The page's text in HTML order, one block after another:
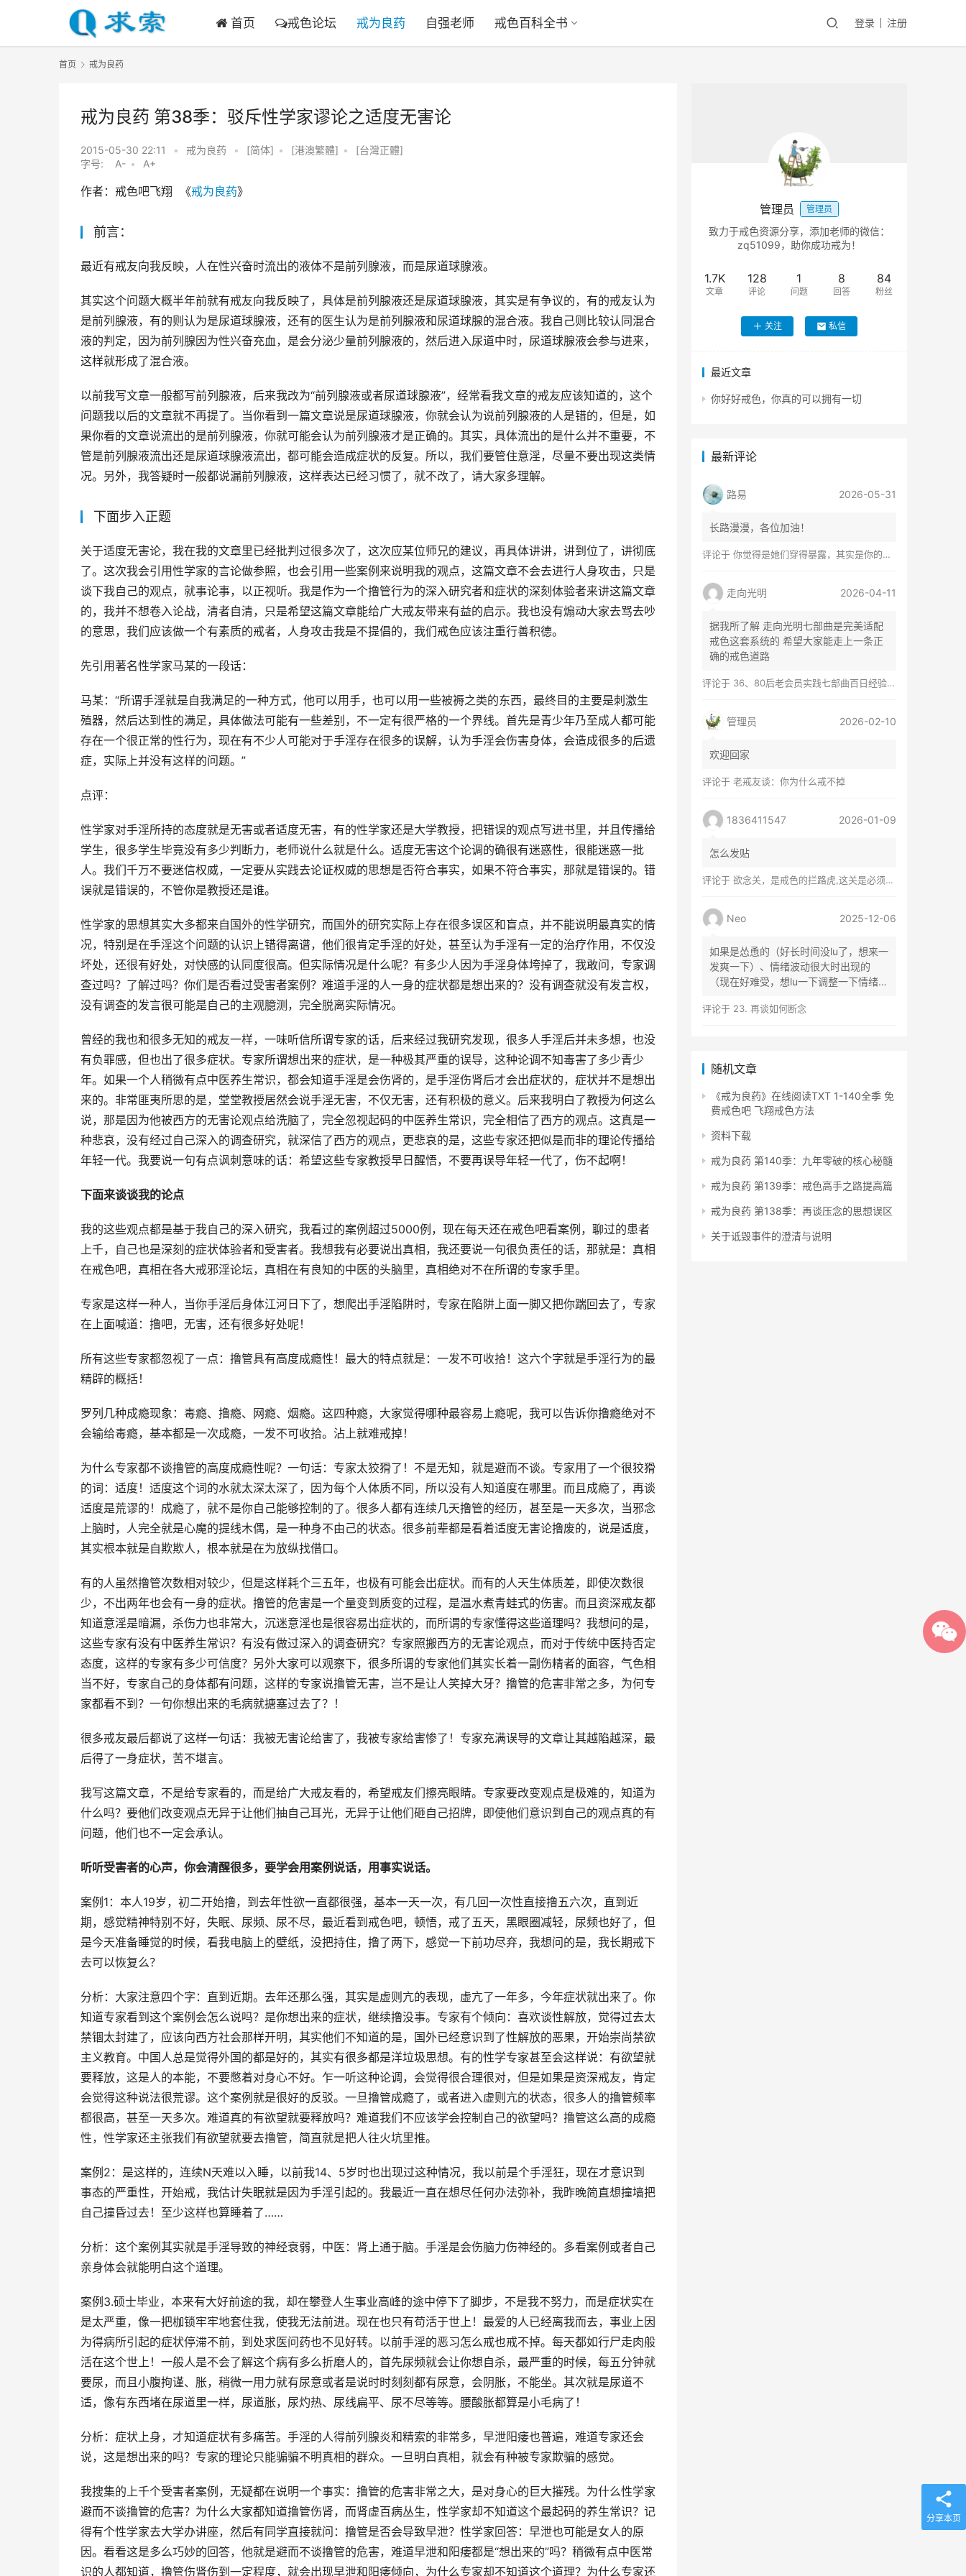
首页 戒色论坛 戒为良药 自强老师 戒色百科全书 登录 注册
首页 戒为良药
戒为良药 第38季：驳斥性学家谬论之适度无害论
2015-05-30 22:11 • 戒为良药 • [简体] • [港澳繁體] •
[台灣正體]
字号:
A- • A+
作者：戒色吧飞翔  《戒为良药》
前言：
最近有戒友向我反映，人在性兴奋时流出的液体不是前列腺液，而是尿道球腺液。
其实这个问题大概半年前就有戒友向我反映了，具体是前列腺液还是尿道球腺液，其实是有争议的，有的戒友认为
是前列腺液，有的则认为是尿道球腺液，还有的医生认为是前列腺液和尿道球腺的混合液。我自己则比较认同混合
液的判定，因为前列腺因为性兴奋充血，是会分泌少量前列腺液的，然后进入尿道中时，尿道球腺液会参与进来，
这样就形成了混合液。
以前我写文章一般都写前列腺液，后来我改为“前列腺液或者尿道球腺液”，经常看我文章的戒友应该知道的，这个
问题我以后的文章就不再提了。当你看到一篇文章说是尿道球腺液，你就会认为说前列腺液的人是错的，但是，如
果你看的文章说流出的是前列腺液，你就可能会认为前列腺液才是正确的。其实，具体流出的是什么并不重要，不
管是前列腺液流出还是尿道球腺液流出，都可能会造成症状的反复。所以，我们要管住意淫，尽量不要出现这类情
况。另外，我答疑时一般都说漏前列腺液，这样表达已经习惯了，就不改了，请大家多理解。
下面步入正题
关于适度无害论，我在我的文章里已经批判过很多次了，这次应某位师兄的建议，再具体讲讲，讲到位了，讲彻底
了。这次我会引用性学家的言论做参照，也会引用一些案例来说明我的观点，这篇文章不会去进行人身攻击，只是
谈下我自己的观点，就事论事，以正视听。我是作为一个撸管行为的深入研究者和症状的深刻体验者来讲这篇文章
的，我并不想卷入论战，清者自清，只是希望这篇文章能给广大戒友带来有益的启示。我也没有煽动大家去骂去吵
的意思，我们应该做一个有素质的戒者，人身攻击我是不提倡的，我们戒色应该注重行善积德。
先引用著名性学家马某的一段话：
马某：“所谓手淫就是自我满足的一种方式，他可以用手，也可以用一些被褥之类的东西，最终目的主要是刺激生
殖器，然后达到性的满足，具体做法可能有一些差别，不一定有很严格的一个界线。首先是青少年乃至成人都可能
存在一个很正常的性行为，现在有不少人可能对于手淫存在很多的误解，认为手淫会伤害身体，会造成很多的后遗
症，实际上并没有这样的问题。”
点评：
性学家对手淫所持的态度就是无害或者适度无害，有的性学家还是大学教授，把错误的观点写进书里，并且传播给
学生，很多学生毕竟没有多少判断力，老师说什么就是什么。适度无害这个论调的确很有迷惑性，很能迷惑一批
人。我们千万不要迷信权威，一定要从实践去论证权威的思想是否符合事实，如果不符合事实，那就是错误的。错
误就是错误的，不管你是教授还是谁。
性学家的思想其实大多都来自国外的性学研究，而国外的研究实际上存在很多误区和盲点，并不能说明最真实的情
况，特别是在手淫这个问题的认识上错得离谱，他们很肯定手淫的好处，甚至认为手淫有一定的治疗作用，不仅没
坏处，还很有好处，对快感的认同度很高。但实际情况是什么呢？有多少人因为手淫身体垮掉了，我敢问，专家调
查过吗？了解过吗？你们是否看过受害者案例？难道手淫的人一身的症状都是想出来的？没有调查就没有发言权，
没有调查的发言很可能是自己的主观臆测，完全脱离实际情况。
曾经的我也和很多无知的戒友一样，一味听信所谓专家的话，后来经过我研究发现，很多人手淫后并未多想，也没
有负罪感，但也出了很多症状。专家所谓想出来的症状，是一种极其严重的误导，这种论调不知毒害了多少青少
年。如果一个人稍微有点中医养生常识，都会知道手淫是会伤肾的，是手淫伤肾后才会出症状的，症状并不是想出
来的。非常匪夷所思的是，堂堂教授居然会说手淫无害，不仅无害，还有积极的意义。后来我明白了教授为何这么
说，那是因为他被西方的无害论观点给洗脑了，完全忽视起码的中医养生常识，完全相信了西方的观点。这真是一
种悲哀，没有经过自己深入的调查研究，就深信了西方的观点，更悲哀的是，这些专家还把似是而非的理论传播给
年轻一代。我要说一句有点讽刺意味的话：希望这些专家教授早日醒悟，不要再误导年轻一代了，伤不起啊！
下面来谈谈我的论点
我的这些观点都是基于我自己的深入研究，我看过的案例超过5000例，现在每天还在戒色吧看案例，聊过的患者
上千，自己也是深刻的症状体验者和受害者。我想我有必要说出真相，我还要说一句很负责任的话，那就是：真相
在戒色吧，真相在各大戒邪淫论坛，真相在有良知的中医的头脑里，真相绝对不在所谓的专家手里。
专家是这样一种人，当你手淫后身体江河日下了，想爬出手淫陷阱时，专家在陷阱上面一脚又把你踹回去了，专家
在上面喊道：撸吧，无害，还有很多好处呢！
所有这些专家都忽视了一点：撸管具有高度成瘾性！最大的特点就是：一发不可收拾！这六个字就是手淫行为的最
精辟的概括！
罗列几种成瘾现象：毒瘾、撸瘾、网瘾、烟瘾。这四种瘾，大家觉得哪种最容易上瘾呢，我可以告诉你撸瘾绝对不
会输给毒瘾，基本都是一次成瘾，一发不可收拾。沾上就难戒掉！
为什么专家都不谈撸管的高度成瘾性呢？一句话：专家太狡猾了！不是无知，就是避而不谈。专家用了一个很狡猾
的词：适度！适度这个词的水就太深太深了，因为每个人体质不同，所以没有人知道度在哪里。而且成瘾了，再谈
适度是荒谬的！成瘾了，就不是你自己能够控制的了。很多人都有连续几天撸管的经历，甚至是一天多次，当邪念
上脑时，人完全就是心魔的提线木偶，是一种身不由己的状态。很多前辈都是看着适度无害论撸废的，说是适度，
其实根本就是自欺欺人，根本就是在为放纵找借口。
有的人虽然撸管次数相对较少，但是这样耗个三五年，也极有可能会出症状。而有的人天生体质差，即使次数很
少，不出两年也会有一身的症状。撸管的危害是一个量变到质变的过程，是温水煮青蛙式的伤害。而且资深戒友都
知道意淫是暗漏，杀伤力也非常大，沉迷意淫也是很容易出症状的，而所谓的专家懂得这些道理吗？我想问的是，
这些专家有没有中医养生常识？有没有做过深入的调查研究？专家照搬西方的无害论观点，而对于传统中医持否定
态度，这样的专家有多少可信度？另外大家可以观察下，很多所谓的专家他们其实长着一副伤精者的面容，气色相
当不好，专家自己的身体都有问题，这样的专家说撸管无害，岂不是让人笑掉大牙？撸管的危害非常之多，为何专
家都看不到？一句你想出来的毛病就搪塞过去了？！
很多戒友最后都说了这样一句话：我被无害论给害了，我被专家给害惨了！专家充满误导的文章让其越陷越深，最
后得了一身症状，苦不堪言。
我写这篇文章，不是给专家看的，而是给广大戒友看的，希望戒友们擦亮眼睛。专家要改变观点是极难的，知道为
什么吗？要他们改变观点无异于让他们抽自己耳光，无异于让他们砸自己招牌，即使他们意识到自己的观点真的有
问题，他们也不一定会承认。
听听受害者的心声，你会清醒很多，要学会用案例说话，用事实说话。
案例1：本人19岁，初二开始撸，到去年性欲一直都很强，基本一天一次，有几回一次性直接撸五六次，直到近
期，感觉精神特别不好，失眠、尿频、尿不尽，最近看到戒色吧，顿悟，戒了五天，黑眼圈减轻，尿频也好了，但
是今天准备睡觉的时候，看我电脑上的壁纸，没把持住，撸了两下，感觉一下前功尽弃，我想问的是，我长期戒下
去可以恢复么？
分析：大家注意四个字：直到近期。去年还那么强，其实是虚则亢的表现，虚亢了一年多，今年症状就出来了。你
知道专家看到这个案例会怎么说吗？是你想出来的症状，继续撸没事。专家有个倾向：喜欢谈性解放，觉得过去太
禁锢太封建了，应该向西方社会那样开明，其实他们不知道的是，国外已经意识到了性解放的恶果，开始崇尚禁欲
主义教育。中国人总是觉得外国的都是好的，其实有很多都是洋垃圾思想。有的性学专家甚至会这样说：有欲望就
要释放，这是人的本能，不要憋着对身心不好。乍一听这种论调，会觉得很合理很对，但是如果是资深戒友，肯定
会觉得这种说法很荒谬。这个案例就是很好的反驳。一旦撸管成瘾了，或者进入虚则亢的状态，很多人的撸管频率
都很高，甚至一天多次。难道真的有欲望就要释放吗？难道我们不应该学会控制自己的欲望吗？撸管这么高的成瘾
性，性学家还主张我们有欲望就要去撸管，简直就是把人往火坑里推。
案例2：是这样的，连续N天难以入睡，以前我14、5岁时也出现过这种情况，我以前是个手淫狂，现在才意识到
事态的严重性，开始戒，我估计失眠就是因为手淫引起的。我最近一直在想尽任何办法弥补，我昨晚简直想撞墙把
自己撞昏过去！至少这样也算睡着了……
分析：这个案例其实就是手淫导致的神经衰弱，中医：肾上通于脑。手淫是会伤脑力伤神经的。多看案例或者自己
亲身体会就能明白这个道理。
案例3.硕士毕业，本来有大好前途的我，却在攀登人生事业高峰的途中停下了脚步，不是我不努力，而是症状实在
是太严重，像一把枷锁牢牢地套住我，使我无法前进。现在也只有苟活于世上！最爱的人已经离我而去，事业上因
为得病所引起的症状停滞不前，到处求医问药也不见好转。以前手淫的恶习怎么戒也戒不掉。每天都如行尸走肉般
活在这个世上！一般人是不会了解这个病有多么折磨人的，首先尿频就会让你想自杀，最严重的时候，每五分钟就
要尿，而且小腹拘谨、胀，稍微一用力就有尿意或者是说时时刻刻都有尿意，会阴胀，不能坐。其次就是尿道不
适，像有东西堵在尿道里一样，尿道胀，尿灼热、尿线扁平、尿不尽等等。腰酸胀都算是小毛病了！
分析：症状上身，才知道症状有多痛苦。手淫的人得前列腺炎和精索的非常多，早泄阳痿也普遍，难道专家还会
说，这是想出来的吗？专家的理论只能骗骗不明真相的群众。一旦明白真相，就会有种被专家欺骗的感觉。
我搜集的上千个受害者案例，无疑都在说明一个事实：撸管的危害非常之大，是对身心的巨大摧残。为什么性学家
避而不谈撸管的危害？为什么大家都知道撸管伤肾，而肾虚百病丛生，性学家却不知道这个最起码的养生常识？记
得有个性学家去大学办讲座，然后有同学直接就问：撸管是否会导致早泄？性学家回答：早泄也可能是女人的原
因。看看这是多么巧妙的回答，他就是避而不谈撸管的危害，难道早泄和阳痿都是“想出来的”吗？稍微有点中医常
识的人都知道，撸管伤肾伤到一定程度，就会出现早泄和阳痿倾向，为什么专家却不知道这个道理？为什么专家还
管理员 管理员
致力于戒色资源分享，添加老师的微信：
zq51099，助你成功戒为！
1.7K
文章
128
评论
1
问题
8
回答
84
粉丝
关注 私信
最近文章
你好好戒色，你真的可以拥有一切
最新评论
路易 2026-05-31
长路漫漫，各位加油！
评论于 你觉得是她们穿得暴露，其实是你的心在着火
走向光明 2026-04-11
据我所了解 走向光明七部曲是完美适配
戒色这套系统的 希望大家能走上一条正
确的戒色道路
评论于 36、80后老会员实践七部曲百日经验谈兼苦口忠言
管理员 2026-02-10
欢迎回家
评论于 老戒友谈：你为什么戒不掉
1836411547 2026-01-09
怎么发贴
评论于 欲念关，是戒色的拦路虎,这关是必须过的
Neo 2025-12-06
如果是怂恿的（好长时间没lu了，想来一
发爽一下）、情绪波动很大时出现的
（现在好难受，想lu一下调整一下情绪）
评论于 23. 再谈如何断念
随机文章
《戒为良药》在线阅读TXT 1-140全季 免
费戒色吧 飞翔戒色方法
资料下载
戒为良药 第140季：九年零破的核心秘髓
戒为良药 第139季：戒色高手之路提高篇
戒为良药 第138季：再谈压念的思想误区
关于诋毁事件的澄清与说明
分享本页